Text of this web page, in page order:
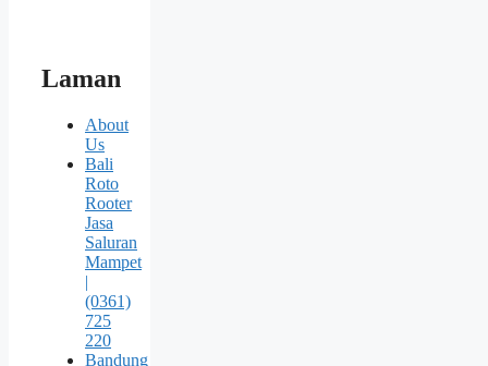
Laman
About
Us
Bali
Roto
Rooter
Jasa
Saluran
Mampet
|
(0361)
725
220
Bandung